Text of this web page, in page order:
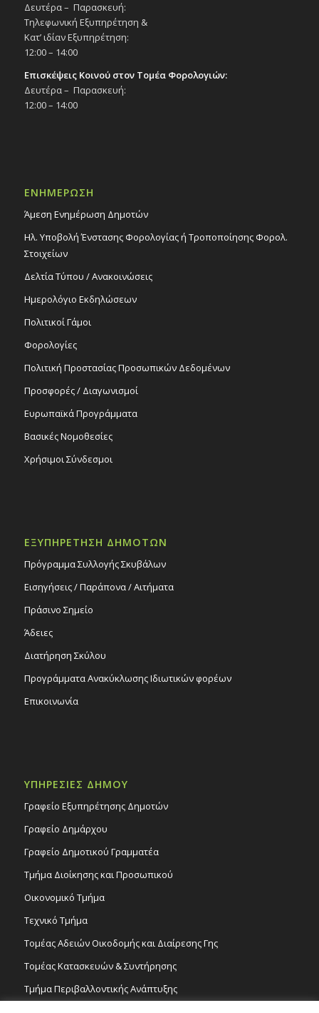
Δευτέρα – Παρασκευή:
Τηλεφωνική Εξυπηρέτηση &
Κατ’ ιδίαν Εξυπηρέτηση:
12:00 – 14:00
Επισκέψεις Κοινού στον Τομέα Φορολογιών:
Δευτέρα – Παρασκευή:
12:00 – 14:00
ΕΝΗΜΕΡΩΣΗ
Άμεση Ενημέρωση Δημοτών
Ηλ. Υποβολή Ένστασης Φορολογίας ή Τροποποίησης Φορολ.
Στοιχείων
Δελτία Τύπου / Ανακοινώσεις
Ημερολόγιο Εκδηλώσεων
Πολιτικοί Γάμοι
Φορολογίες
Πολιτική Προστασίας Προσωπικών Δεδομένων
Προσφορές / Διαγωνισμοί
Ευρωπαϊκά Προγράμματα
Βασικές Νομοθεσίες
Χρήσιμοι Σύνδεσμοι
ΕΞΥΠΗΡΕΤΗΣΗ ΔΗΜΟΤΩΝ
Πρόγραμμα Συλλογής Σκυβάλων
Εισηγήσεις / Παράπονα / Αιτήματα
Πράσινο Σημείο
Άδειες
Διατήρηση Σκύλου
Προγράμματα Ανακύκλωσης Ιδιωτικών φορέων
Επικοινωνία
ΥΠΗΡΕΣΙΕΣ ΔΗΜΟΥ
Γραφείο Εξυπηρέτησης Δημοτών
Γραφείο Δημάρχου
Γραφείο Δημοτικού Γραμματέα
Τμήμα Διοίκησης και Προσωπικού
Οικονομικό Τμήμα
Τεχνικό Τμήμα
Τομέας Αδειών Οικοδομής και Διαίρεσης Γης
Τομέας Κατασκευών & Συντήρησης
Τμήμα Περιβαλλοντικής Ανάπτυξης